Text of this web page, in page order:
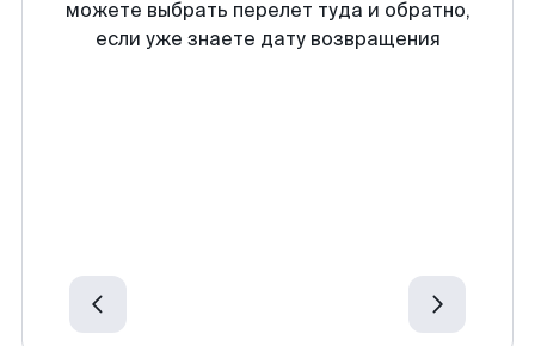
можете выбрать перелет туда и обратно,
если уже знаете дату возвращения